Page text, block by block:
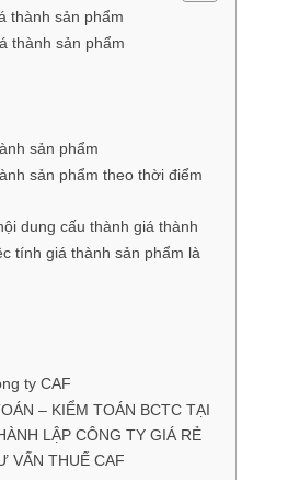
thành sản phẩm
thành sản phẩm
sản phẩm
sản phẩm theo thời điểm
dung cấu thành giá thành
tính giá thành sản phẩm là
ty CAF
– KIỂM TOÁN BCTC TẠI
LẬP CÔNG TY GIÁ RẺ
VẤN THUẾ CAF